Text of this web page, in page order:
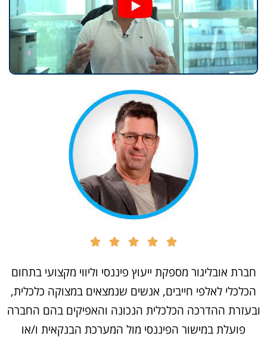
חברת אובליגור מספקת ייעוץ פיננסי וליווי מקצועי בתחום
הכלכלי לאלפי חייבים, אנשים שנמצאים במצוקה כלכלית,
ובעזרת ההדרכה הכלכלית הנכונה והאפיקים בהם החברה
פועלת במישור הפיננסי מול המערכת הבנקאית ו/או